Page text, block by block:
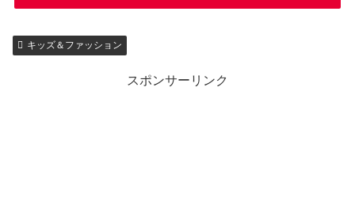
キッズ＆ファッション
スポンサーリンク